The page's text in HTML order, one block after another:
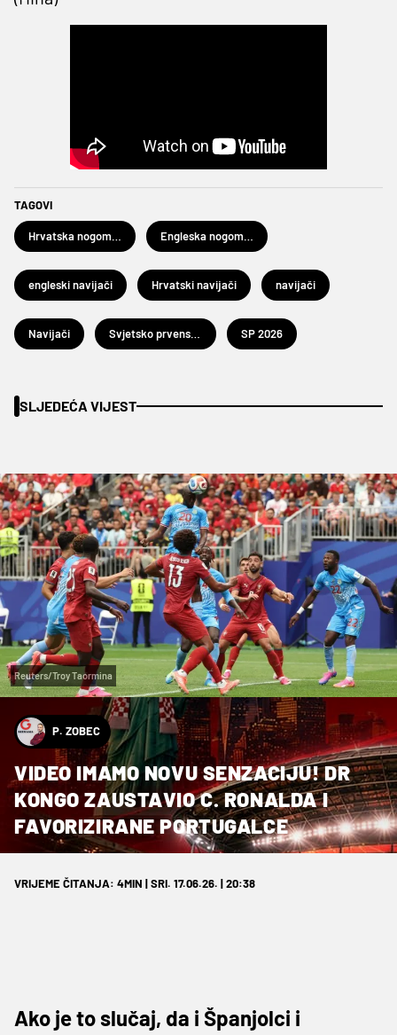
TAGOVI
engleski navijači Hrvatski navijači navijači
Navijači SP 2026
SLJEDEĆA VIJEST
Reuters/Troy Taormina
P. ZOBEC
VIDEO IMAMO NOVU SENZACIJU! DR
KONGO ZAUSTAVIO C. RONALDA I
FAVORIZIRANE PORTUGALCE
VRIJEME ČITANJA: 4MIN | SRI. 17.06.26. | 20:38
Ako je to slučaj, da i Španjolci i